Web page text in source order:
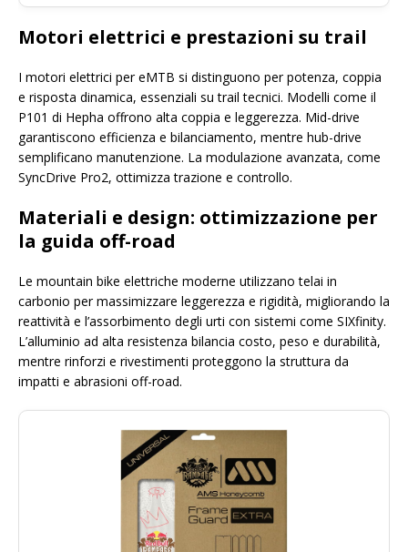
Motori elettrici e prestazioni su trail
I motori elettrici per eMTB si distinguono per potenza, coppia
e risposta dinamica, essenziali su trail tecnici. Modelli come il
P101 di Hepha offrono alta coppia e leggerezza. Mid-drive
garantiscono efficienza e bilanciamento, mentre hub-drive
semplificano manutenzione. La modulazione avanzata, come
SyncDrive Pro2, ottimizza trazione e controllo.
Materiali e design: ottimizzazione per
la guida off-road
Le mountain bike elettriche moderne utilizzano telai in
carbonio per massimizzare leggerezza e rigidità, migliorando la
reattività e l’assorbimento degli urti con sistemi come SIXfinity.
L’alluminio ad alta resistenza bilancia costo, peso e durabilità,
mentre rinforzi e rivestimenti proteggono la struttura da
impatti e abrasioni off-road.